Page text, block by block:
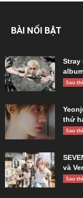
BÀI NỔI BẬT
Stray
Sao
thứ
Sao
và
Sao